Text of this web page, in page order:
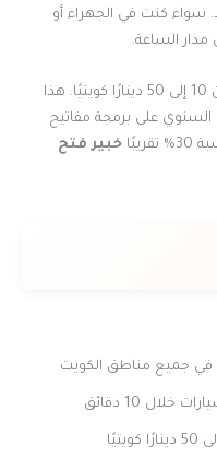
10 دقائق فقط. سواء كنت في الجهراء أو
مدار الساعة.
تكلفة فتح باب السيارة المغلق تتراوح بين 10 إلى 50 دينارًا كويتيًا. هذا
على برمجة مفاتيح
خبير فتح